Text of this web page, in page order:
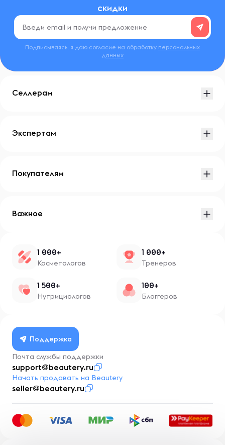
скидки
Подписываясь, я даю согласие на обработку персональных
данных
Селлерам
Экспертам
Покупателям
Важное
1 000+
Косметологов
1 000+
Тренеров
1 500+
Нутрициологов
100+
Блоггеров
Поддержка
Почта службы поддержки
support@beautery.ru
Начать продавать на Beautery
seller@beautery.ru